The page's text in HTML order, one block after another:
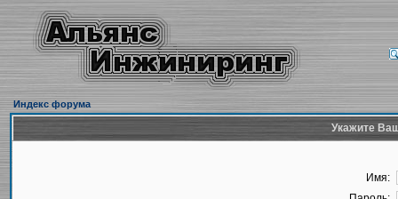
Индекс форума
Укажите
Имя: